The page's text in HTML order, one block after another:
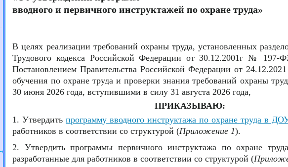
вводного и первичного инструктажей по охране труда»
В целях реализации требований охраны труда, установленных
Трудового кодекса Российской Федерации от 30.12.2001г № 197-
Постановлением Правительства Российской Федерации от
обучения по охране труда и проверки знания требований охраны
30 июня 2026 года, вступившими в силу 31 августа 2026 года,
ПРИКАЗЫВАЮ:
1. Утвердитьпрограмму вводного инструктажа по охране труда в
работников в соответствии со структурой (Приложение 1).
2. Утвердить программы первичного инструктажа по охране
разработанные для работников в соответствии со структурой (